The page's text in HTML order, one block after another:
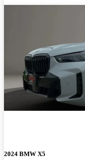
2024 BMW X5